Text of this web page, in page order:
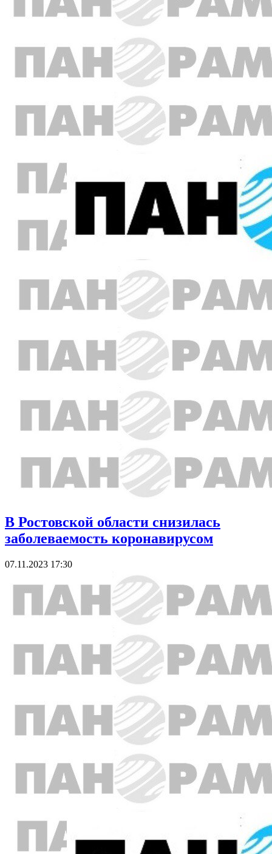
В Ростовской области снизилась
заболеваемость коронавирусом
07.11.2023 17:30